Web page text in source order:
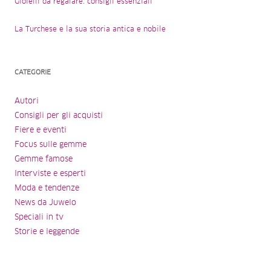
Gioielli da regalare: consigli essenziali
La Turchese e la sua storia antica e nobile
CATEGORIE
Autori
Consigli per gli acquisti
Fiere e eventi
Focus sulle gemme
Gemme famose
Interviste e esperti
Moda e tendenze
News da Juwelo
Speciali in tv
Storie e leggende